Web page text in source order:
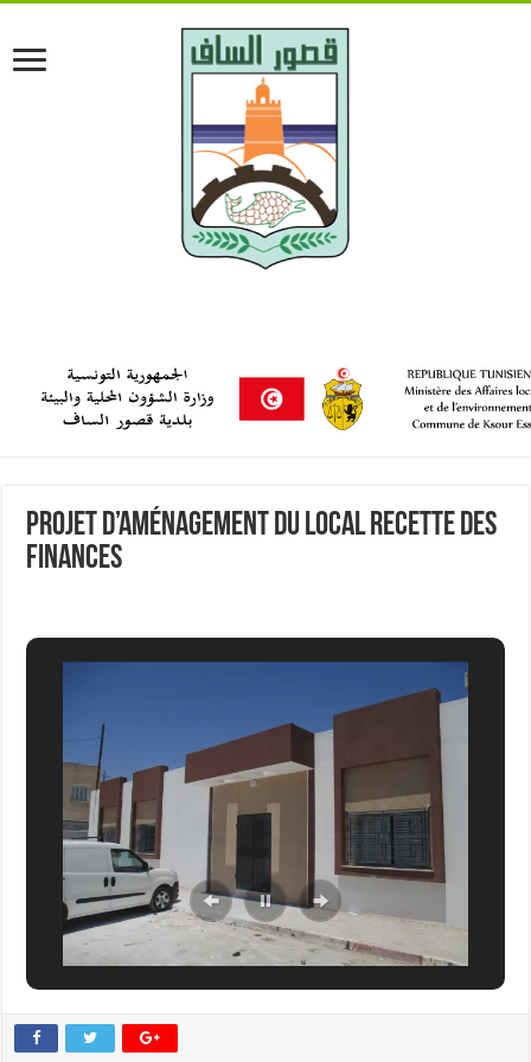
Projet d’aménagement du local recette des
finances